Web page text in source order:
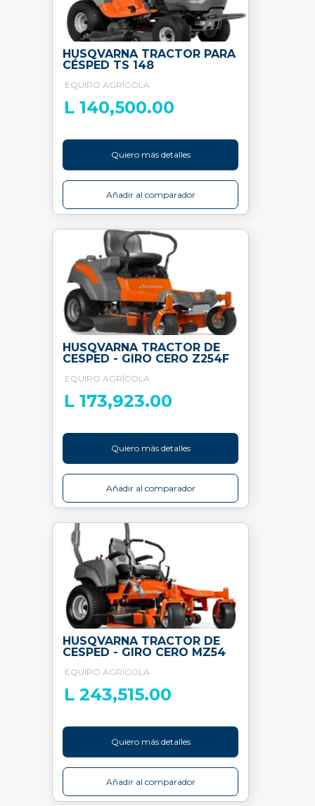
HUSQVARNA TRACTOR PARA
CÉSPED TS 148
EQUIPO AGRÍCOLA
L 140,500.00
Quiero más detalles
Añadir al comparador
HUSQVARNA TRACTOR DE
CESPED - GIRO CERO Z254F
EQUIPO AGRÍCOLA
L 173,923.00
Quiero más detalles
Añadir al comparador
HUSQVARNA TRACTOR DE
CESPED - GIRO CERO MZ54
EQUIPO AGRÍCOLA
L 243,515.00
Quiero más detalles
Añadir al comparador